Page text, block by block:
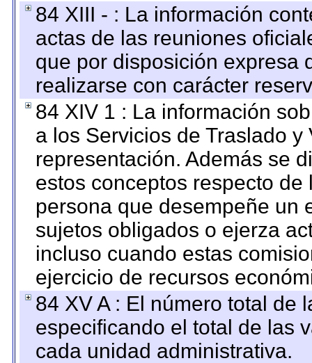
84 XIII - : La información
actas de las reuniones
que por disposición expresa
realizarse con carácter
84 XIV 1 : La información
a los Servicios de Traslado
representación. Además se
estos conceptos respecto
persona que desempeñe un
sujetos obligados o ejerza
incluso cuando estas
ejercicio de recursos
84 XV A : El número total de
especificando el total de las
cada unidad administrativa.